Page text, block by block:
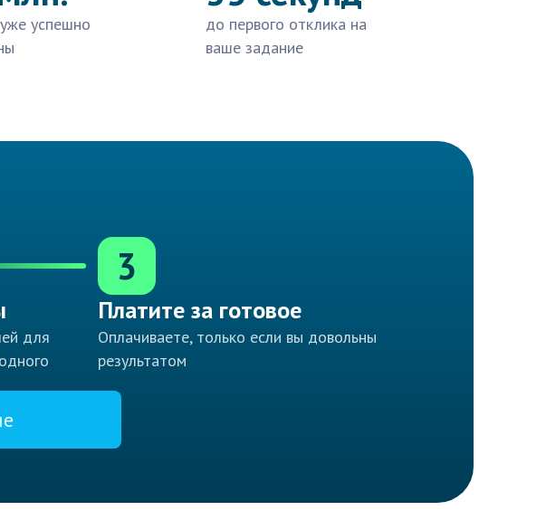
успешно
до первого отклика на
ваше задание
для
3
Платите за готовое
Оплачиваете, только если вы довольны
результатом